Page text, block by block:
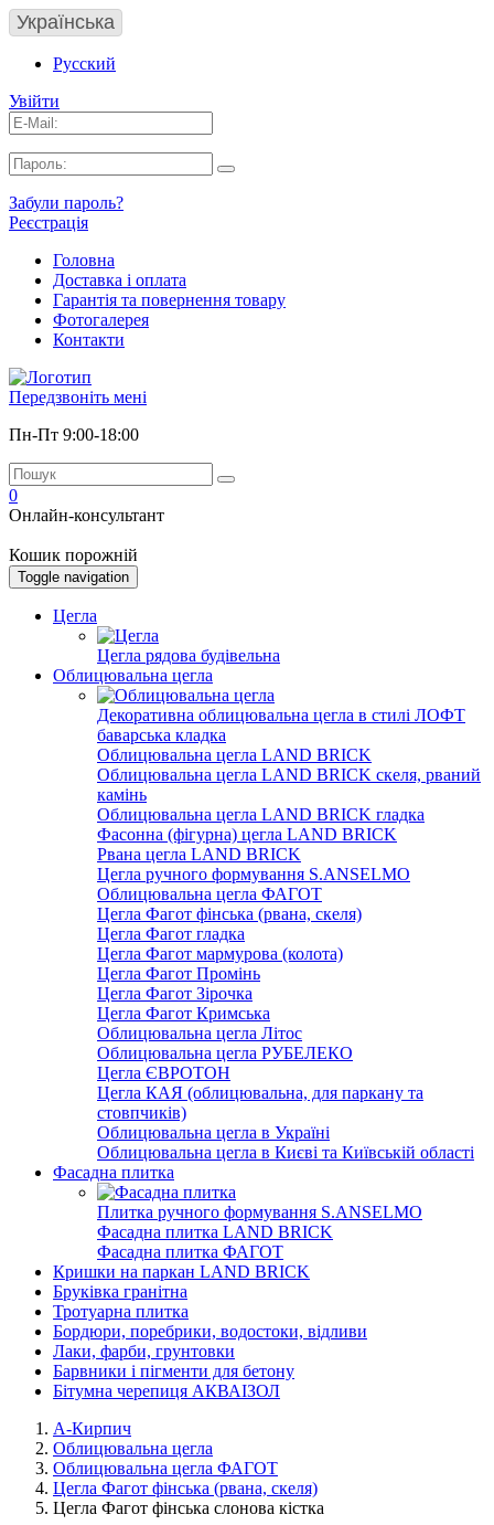
Українська
Русский
Увійти
Забули пароль?
Реєстрація
Головна
Доставка і оплата
Гарантія та повернення товару
Фотогалерея
Контакти
Передзвоніть мені
Пн-Пт 9:00-18:00
0
Онлайн-консультант
Кошик порожній
Toggle navigation
Цегла
Цегла рядова будівельна
Облицювальна цегла
Декоративна облицювальна цегла в стилі ЛОФТ
баварська кладка
Облицювальна цегла LAND BRICK
Облицювальна цегла LAND BRICK скеля, рваний
камінь
Облицювальна цегла LAND BRICK гладка
Фасонна (фігурна) цегла LAND BRICK
Рвана цегла LAND BRICK
Цегла ручного формування S.ANSELMO
Облицювальна цегла ФАГОТ
Цегла Фагот фінська (рвана, скеля)
Цегла Фагот гладка
Цегла Фагот мармурова (колота)
Цегла Фагот Промінь
Цегла Фагот Зірочка
Цегла Фагот Кримська
Облицювальна цегла Літос
Облицювальна цегла РУБЕЛЕКО
Цегла ЄВРОТОН
Цегла КАЯ (облицювальна, для паркану та
стовпчиків)
Облицювальна цегла в Україні
Облицювальна цегла в Києві та Київській області
Фасадна плитка
Плитка ручного формування S.ANSELMO
Фасадна плитка LAND BRICK
Фасадна плитка ФАГОТ
Кришки на паркан LAND BRICK
Бруківка гранітна
Тротуарна плитка
Бордюри, поребрики, водостоки, відливи
Лаки, фарби, грунтовки
Барвники і пігменти для бетону
Бітумна черепиця АКВАІЗОЛ
А-Кирпич
Облицювальна цегла
Облицювальна цегла ФАГОТ
Цегла Фагот фінська (рвана, скеля)
Цегла Фагот фінська слонова кістка